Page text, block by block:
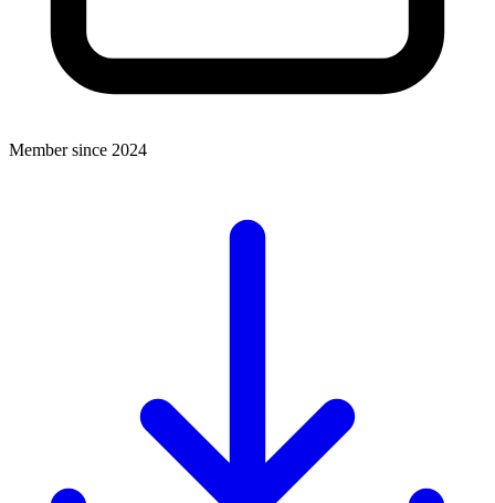
Member since 2024